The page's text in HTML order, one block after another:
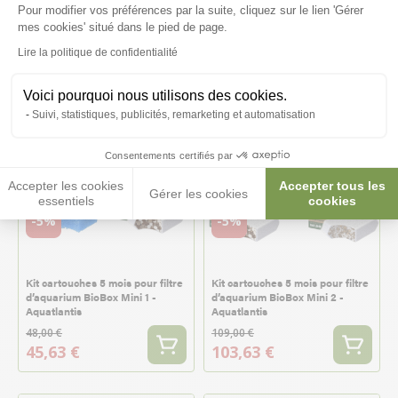
Pour modifier vos préférences par la suite, cliquez sur le lien 'Gérer
mes cookies' situé dans le pied de page.
Lire la politique de confidentialité
Voici pourquoi nous utilisons des cookies.
Suivi, statistiques, publicités, remarketing et automatisation
Consentements certifiés par
Accepter les cookies
essentiels
Gérer les cookies
Accepter tous les
cookies
Axeptio consent
4,10 €
3,69 € 20,30 €
-5%
Kit cartouches 5 mois pour filtre
d’aquarium BioBox Mini 1 -
Aquatlantis
48,00 €
45,63 €
-5%
Kit cartouches 5 mois pour filtre
d’aquarium BioBox Mini 2 -
Aquatlantis
109,00 €
103,63 €